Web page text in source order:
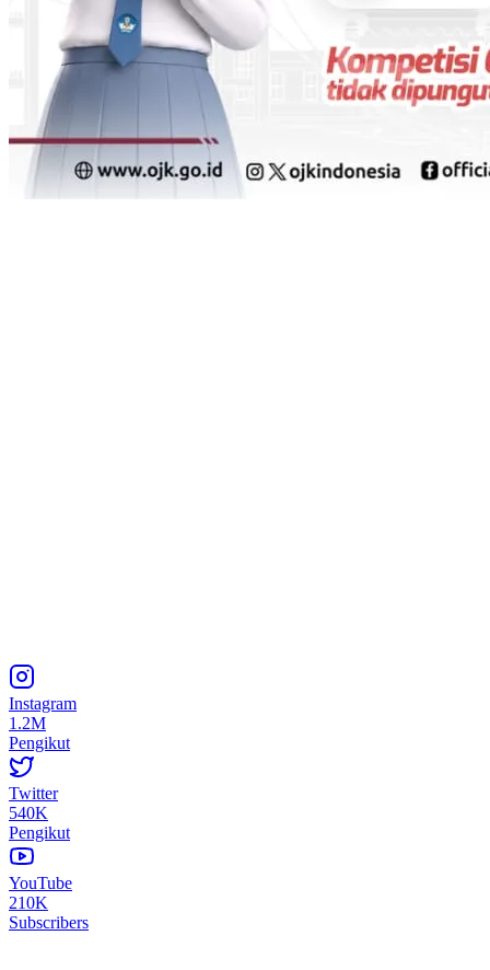
Instagram
1.2M
Pengikut
Twitter
540K
Pengikut
YouTube
210K
Subscribers